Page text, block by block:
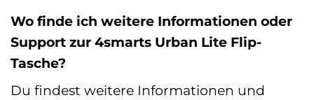
Wo finde ich weitere Informationen oder
Support zur 4smarts Urban Lite Flip-
Tasche?
Du findest weitere Informationen und